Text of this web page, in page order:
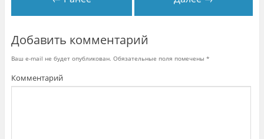
Добавить комментарий
Ваш e-mail не будет опубликован. Обязательные поля помечены *
Комментарий